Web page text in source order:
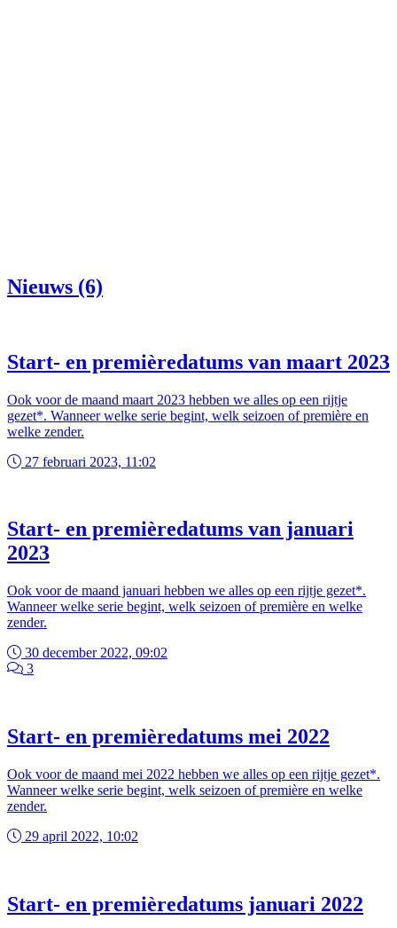
Nieuws (6)
Start- en premièredatums van maart 2023
Ook voor de maand maart 2023 hebben we alles op een rijtje
gezet*. Wanneer welke serie begint, welk seizoen of première en
welke zender.
27 februari 2023, 11:02
Start- en premièredatums van januari
2023
Ook voor de maand januari hebben we alles op een rijtje gezet*.
Wanneer welke serie begint, welk seizoen of première en welke
zender.
30 december 2022, 09:02
3
Start- en premièredatums mei 2022
Ook voor de maand mei 2022 hebben we alles op een rijtje gezet*.
Wanneer welke serie begint, welk seizoen of première en welke
zender.
29 april 2022, 10:02
Start- en premièredatums januari 2022